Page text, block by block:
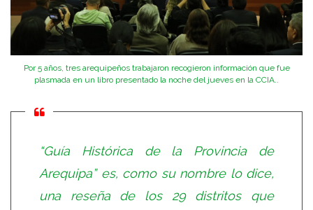
Por 5 años, tres arequipeños trabajaron recogieron información que fue
plasmada en un libro presentado la noche del jueves en la CCIA..
“Guía Histórica de la Provincia de
Arequipa” es, como su nombre lo dice,
una reseña de los 29 distritos que